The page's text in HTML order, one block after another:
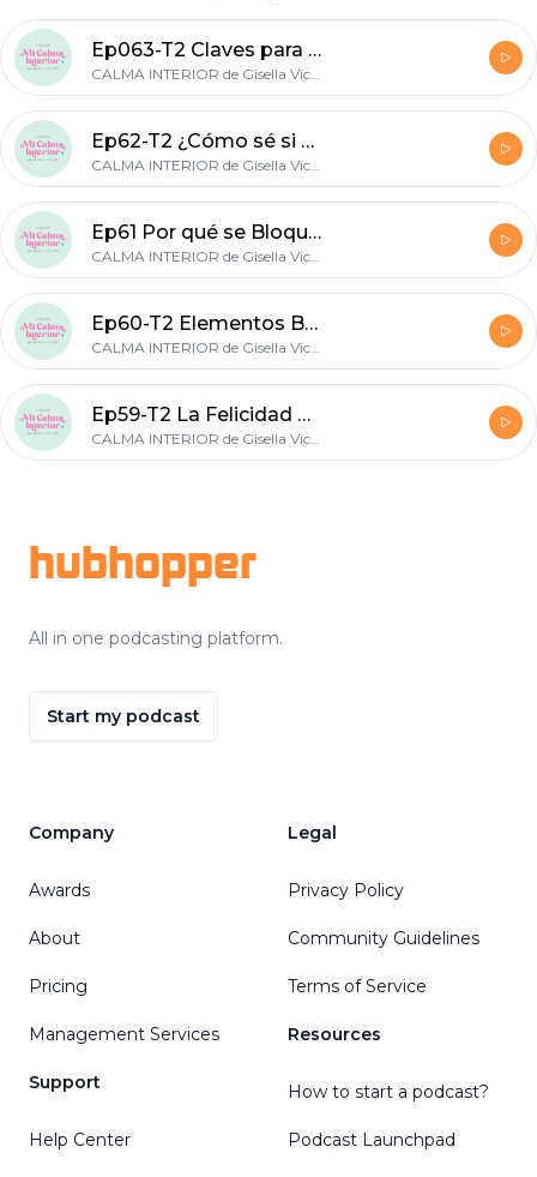
Ep063-T2 Claves para aprender a Gestionar las Emociones - MI CALMA INTERIOR
CALMA INTERIOR de Gisella Vicente
Ep62-T2 ¿Cómo sé si soy capaz de perdonar? - MI CALMA INTERIOR
CALMA INTERIOR de Gisella Vicente
Ep61 Por qué se Bloquean las Emociones al Llorar - MI CALMA INTERIOR
CALMA INTERIOR de Gisella Vicente
Ep60-T2 Elementos Básicos para el Bienestar - MI CALMA INTERIOR
CALMA INTERIOR de Gisella Vicente
Ep59-T2 La Felicidad está en tus Manos - MI CALMA INTERIOR
CALMA INTERIOR de Gisella Vicente
hubhopper
All in one podcasting platform.
Start my podcast
Company
Awards
About
Pricing
Management Services
Support
Help Center
Legal
Privacy Policy
Community Guidelines
Terms of Service
Resources
How to start a podcast?
Podcast Launchpad